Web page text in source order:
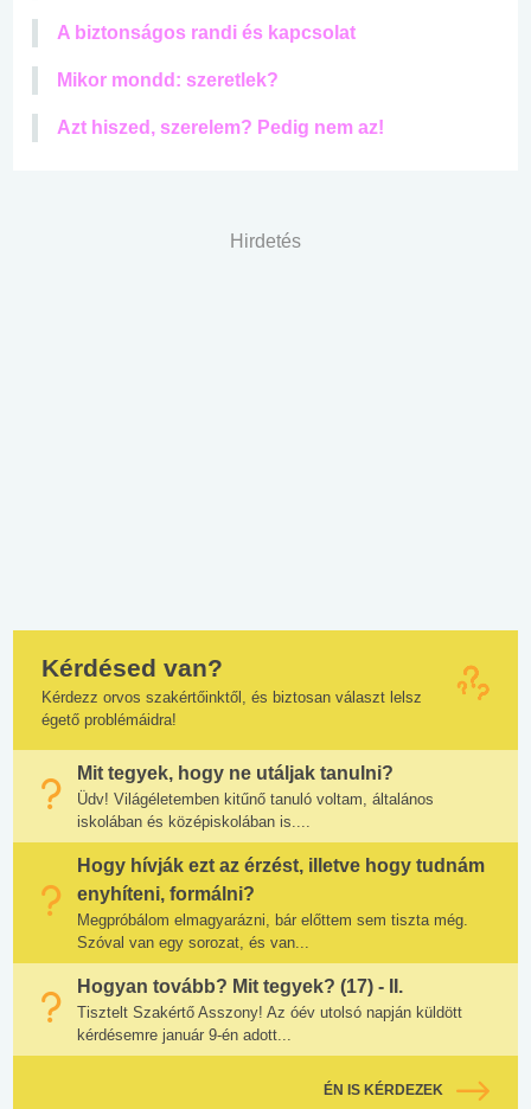
A biztonságos randi és kapcsolat
Mikor mondd: szeretlek?
Azt hiszed, szerelem? Pedig nem az!
Hirdetés
Kérdésed van?
Kérdezz orvos szakértőinktől, és biztosan választ lelsz
égető problémáidra!
Mit tegyek, hogy ne utáljak tanulni?
Üdv! Világéletemben kitűnő tanuló voltam, általános
iskolában és középiskolában is....
Hogy hívják ezt az érzést, illetve hogy tudnám
enyhíteni, formálni?
Megpróbálom elmagyarázni, bár előttem sem tiszta még.
Szóval van egy sorozat, és van...
Hogyan tovább? Mit tegyek? (17) - II.
Tisztelt Szakértő Asszony! Az óév utolsó napján küldött
kérdésemre január 9-én adott...
ÉN IS KÉRDEZEK